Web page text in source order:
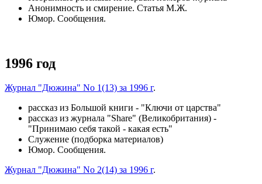
Анонимность и смирение. Статья М.Ж.
Юмор. Сообщения.
1996 год
Журнал "Дюжина" No 1(13) за 1996 г.
рассказ из Большой книги - "Ключи от царства"
рассказ из журнала "Share" (Великобритания) -
"Принимаю себя такой - какая есть"
Служение (подборка материалов)
Юмор. Сообщения.
Журнал "Дюжина" No 2(14) за 1996 г.